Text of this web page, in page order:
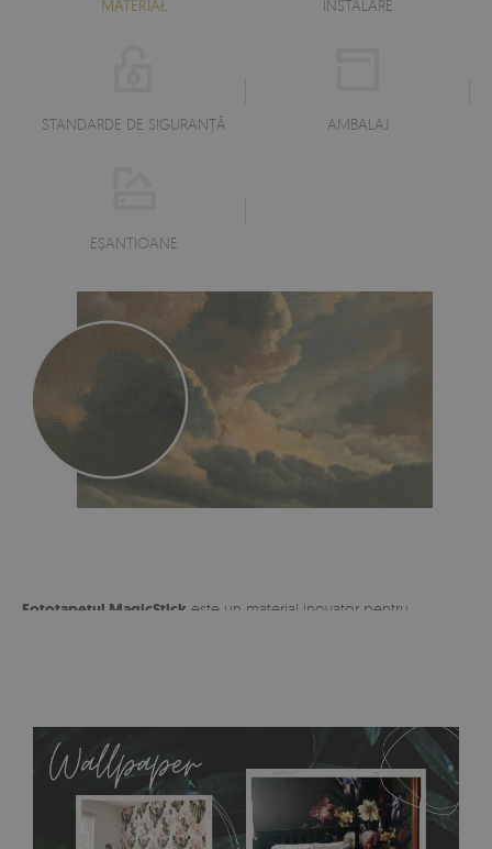
MATERIAŁ INSTALARE
STANDARDE DE SIGURANȚĂ AMBALAJ
EŞANTIOANE
Fototapetul MagicStick este un material inovator pentru
acrilică și latex. Este ușor de îndepărtat și lipit în orice loc, iar
montarea în sine nu durează mai mult de 30-60 de minute.
Fototapetul din material MagicStick poate decora orice